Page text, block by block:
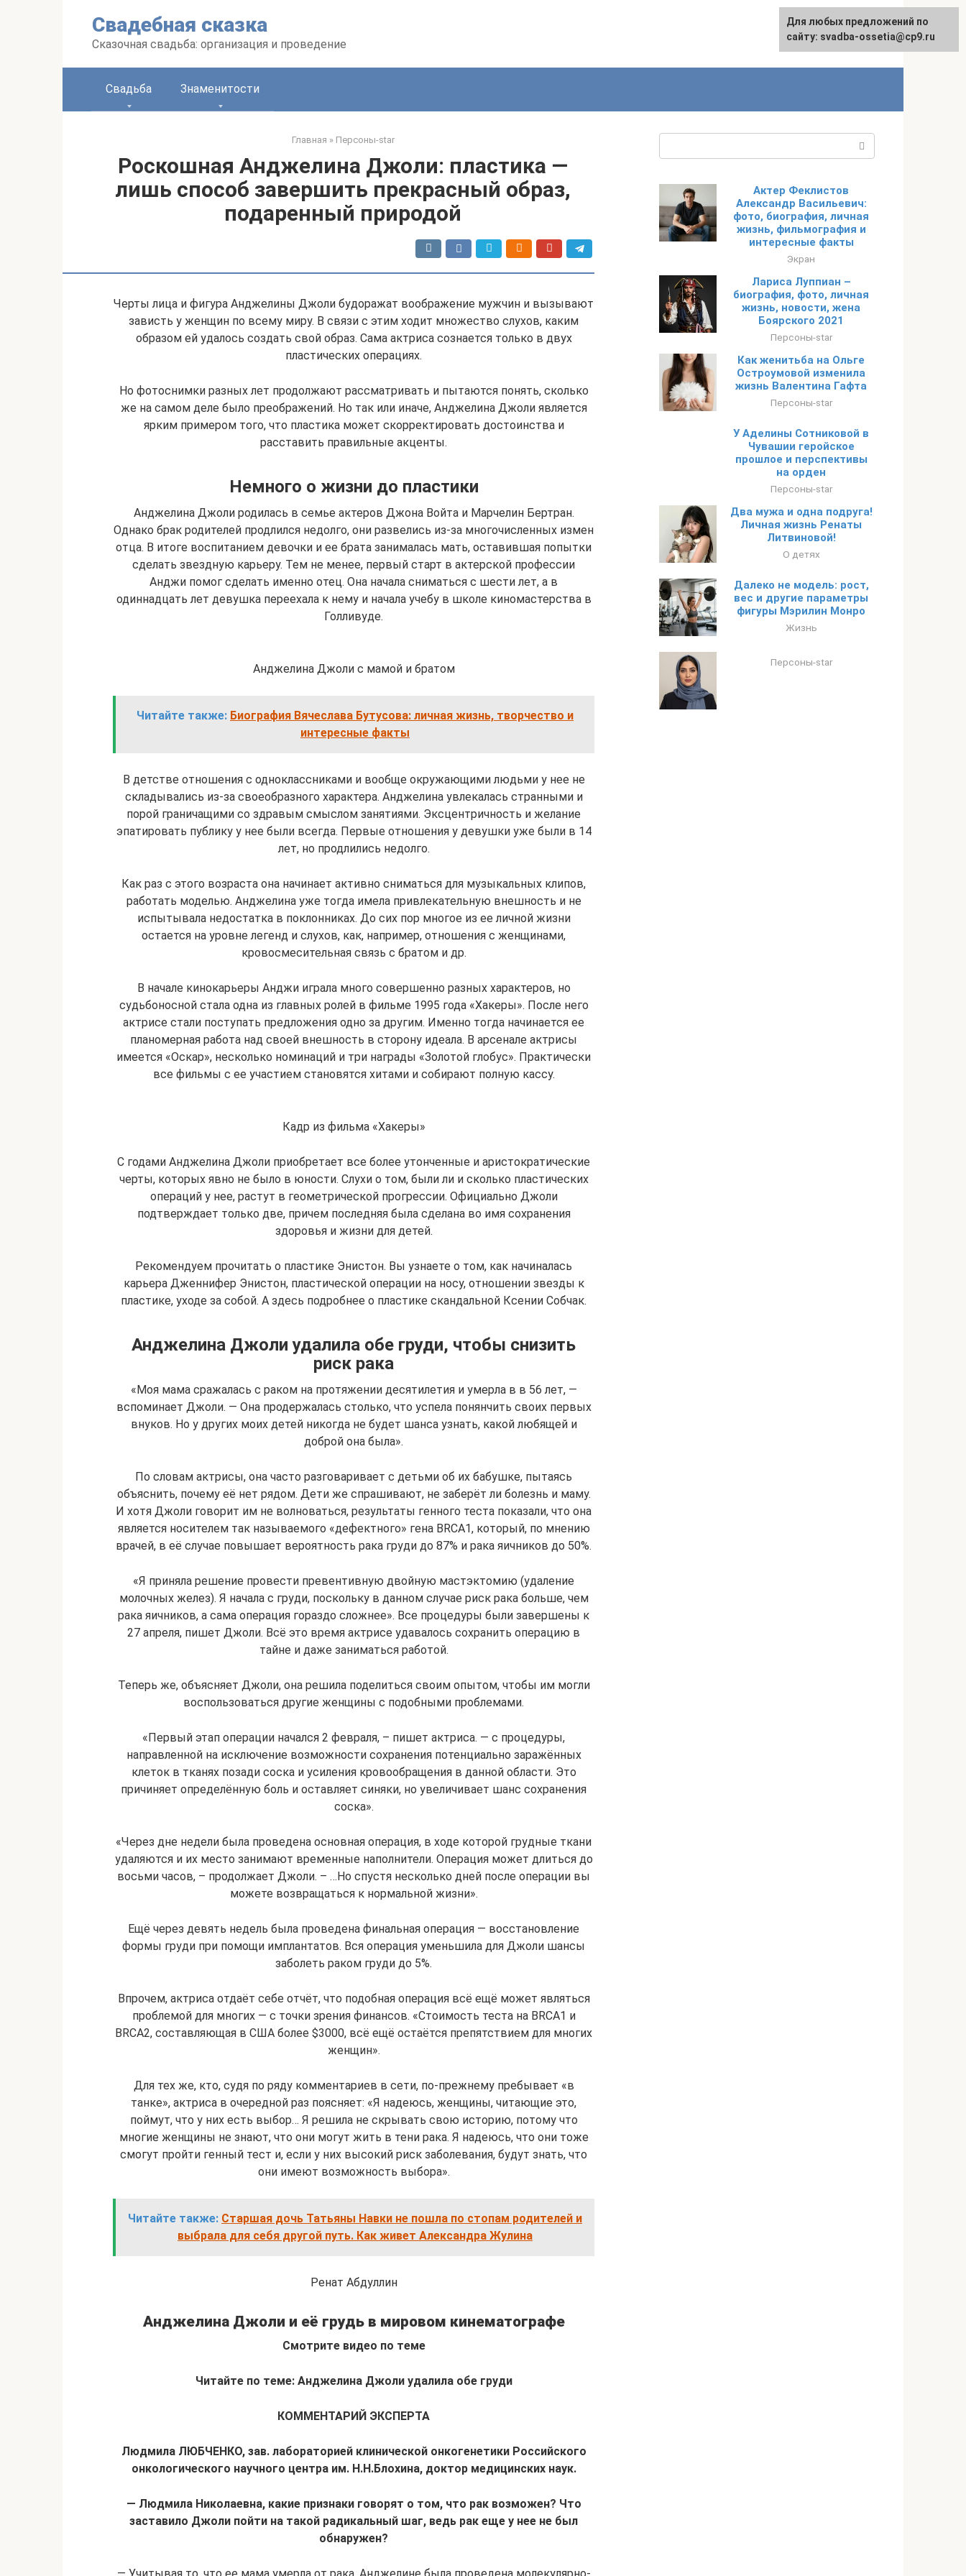
Свадебная сказка
Сказочная свадьба: организация и проведение
Свадьба Знаменитости
Главная » Персоны-star
Роскошная Анджелина Джоли: пластика —
лишь способ завершить прекрасный образ,
подаренный природой
Черты лица и фигура Анджелины Джоли будоражат воображение мужчин и вызывают
зависть у женщин по всему миру. В связи с этим ходит множество слухов, каким
образом ей удалось создать свой образ. Сама актриса сознается только в двух
пластических операциях.
Но фотоснимки разных лет продолжают рассматривать и пытаются понять, сколько
же на самом деле было преображений. Но так или иначе, Анджелина Джоли является
ярким примером того, что пластика может скорректировать достоинства и
расставить правильные акценты.
Немного о жизни до пластики
Анджелина Джоли родилась в семье актеров Джона Войта и Марчелин Бертран.
Однако брак родителей продлился недолго, они развелись из-за многочисленных измен
отца. В итоге воспитанием девочки и ее брата занималась мать, оставившая попытки
сделать звездную карьеру. Тем не менее, первый старт в актерской профессии
Анджи помог сделать именно отец. Она начала сниматься с шести лет, а в
одиннадцать лет девушка переехала к нему и начала учебу в школе киномастерства в
Голливуде.
Анджелина Джоли с мамой и братом
Читайте также: Биография Вячеслава Бутусова: личная жизнь, творчество и
интересные факты
В детстве отношения с одноклассниками и вообще окружающими людьми у нее не
складывались из-за своеобразного характера. Анджелина увлекалась странными и
порой граничащими со здравым смыслом занятиями. Эксцентричность и желание
эпатировать публику у нее были всегда. Первые отношения у девушки уже были в 14
лет, но продлились недолго.
Как раз с этого возраста она начинает активно сниматься для музыкальных клипов,
работать моделью. Анджелина уже тогда имела привлекательную внешность и не
испытывала недостатка в поклонниках. До сих пор многое из ее личной жизни
остается на уровне легенд и слухов, как, например, отношения с женщинами,
кровосмесительная связь с братом и др.
В начале кинокарьеры Анджи играла много совершенно разных характеров, но
судьбоносной стала одна из главных ролей в фильме 1995 года «Хакеры». После него
актрисе стали поступать предложения одно за другим. Именно тогда начинается ее
планомерная работа над своей внешность в сторону идеала. В арсенале актрисы
имеется «Оскар», несколько номинаций и три награды «Золотой глобус». Практически
все фильмы с ее участием становятся хитами и собирают полную кассу.
Кадр из фильма «Хакеры»
С годами Анджелина Джоли приобретает все более утонченные и аристократические
черты, которых явно не было в юности. Слухи о том, были ли и сколько пластических
операций у нее, растут в геометрической прогрессии. Официально Джоли
подтверждает только две, причем последняя была сделана во имя сохранения
здоровья и жизни для детей.
Рекомендуем прочитать о пластике Энистон. Вы узнаете о том, как начиналась
карьера Дженнифер Энистон, пластической операции на носу, отношении звезды к
пластике, уходе за собой. А здесь подробнее о пластике скандальной Ксении Собчак.
Анджелина Джоли удалила обе груди, чтобы снизить
риск рака
«Моя мама сражалась с раком на протяжении десятилетия и умерла в в 56 лет, —
вспоминает Джоли. — Она продержалась столько, что успела понянчить своих первых
внуков. Но у других моих детей никогда не будет шанса узнать, какой любящей и
доброй она была».
По словам актрисы, она часто разговаривает с детьми об их бабушке, пытаясь
объяснить, почему её нет рядом. Дети же спрашивают, не заберёт ли болезнь и маму.
И хотя Джоли говорит им не волноваться, результаты генного теста показали, что она
является носителем так называемого «дефектного» гена BRCA1, который, по мнению
врачей, в её случае повышает вероятность рака груди до 87% и рака яичников до 50%.
«Я приняла решение провести превентивную двойную мастэктомию (удаление
молочных желез). Я начала с груди, поскольку в данном случае риск рака больше, чем
рака яичников, а сама операция гораздо сложнее». Все процедуры были завершены к
27 апреля, пишет Джоли. Всё это время актрисе удавалось сохранить операцию в
тайне и даже заниматься работой.
Теперь же, объясняет Джоли, она решила поделиться своим опытом, чтобы им могли
воспользоваться другие женщины с подобными проблемами.
«Первый этап операции начался 2 февраля, – пишет актриса. — с процедуры,
направленной на исключение возможности сохранения потенциально заражённых
клеток в тканях позади соска и усиления кровообращения в данной области. Это
причиняет определённую боль и оставляет синяки, но увеличивает шанс сохранения
соска».
«Через дне недели была проведена основная операция, в ходе которой грудные ткани
удаляются и их место занимают временные наполнители. Операция может длиться до
восьми часов, – продолжает Джоли. – …Но спустя несколько дней после операции вы
можете возвращаться к нормальной жизни».
Ещё через девять недель была проведена финальная операция — восстановление
формы груди при помощи имплантатов. Вся операция уменьшила для Джоли шансы
заболеть раком груди до 5%.
Впрочем, актриса отдаёт себе отчёт, что подобная операция всё ещё может являться
проблемой для многих — с точки зрения финансов. «Стоимость теста на BRCA1 и
BRCA2, составляющая в США более $3000, всё ещё остаётся препятствием для многих
женщин».
Для тех же, кто, судя по ряду комментариев в сети, по-прежнему пребывает «в
танке», актриса в очередной раз поясняет: «Я надеюсь, женщины, читающие это,
поймут, что у них есть выбор… Я решила не скрывать свою историю, потому что
многие женщины не знают, что они могут жить в тени рака. Я надеюсь, что они тоже
смогут пройти генный тест и, если у них высокий риск заболевания, будут знать, что
они имеют возможность выбора».
Читайте также: Старшая дочь Татьяны Навки не пошла по стопам родителей и
выбрала для себя другой путь. Как живет Александра Жулина
Ренат Абдуллин
Анджелина Джоли и её грудь в мировом кинематографе
Смотрите видео по теме
Читайте по теме: Анджелина Джоли удалила обе груди
КОММЕНТАРИЙ ЭКСПЕРТА
Людмила ЛЮБЧЕНКО, зав. лабораторией клинической онкогенетики Российского
онкологического научного центра им. Н.Н.Блохина, доктор медицинских наук.
— Людмила Николаевна, какие признаки говорят о том, что рак возможен? Что
заставило Джоли пойти на такой радикальный шаг, ведь рак еще у нее не был
обнаружен?
— Учитывая то, что ее мама умерла от рака, Анджелине была проведена молекулярно-
Актер Феклистов
Александр Васильевич:
фото, биография, личная
жизнь, фильмография и
интересные факты
Экран
Лариса Луппиан –
биография, фото, личная
жизнь, новости, жена
Боярского 2021
Персоны-star
Как женитьба на Ольге
Остроумовой изменила
жизнь Валентина Гафта
Персоны-star
У Аделины Сотниковой в
Чувашии геройское
прошлое и перспективы
на орден
Персоны-star
Два мужа и одна подруга!
Личная жизнь Ренаты
Литвиновой!
О детях
Далеко не модель: рост,
вес и другие параметры
фигуры Мэрилин Монро
Жизнь
Персоны-star
Для любых предложений по
сайту: svadba-ossetia@cp9.ru